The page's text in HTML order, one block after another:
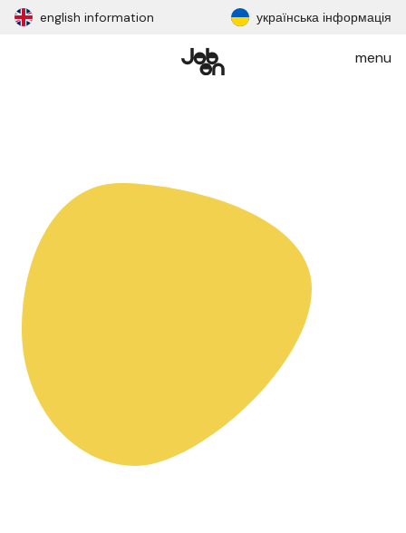
english information українська інформація
menu